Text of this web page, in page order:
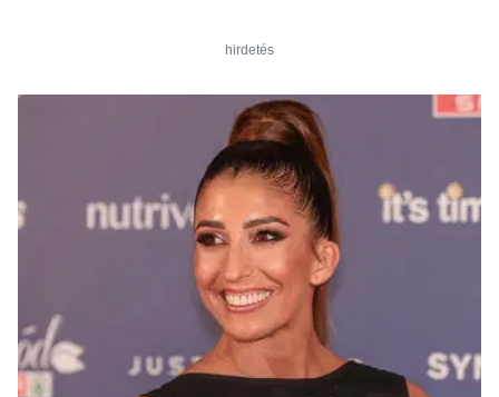
hirdetés